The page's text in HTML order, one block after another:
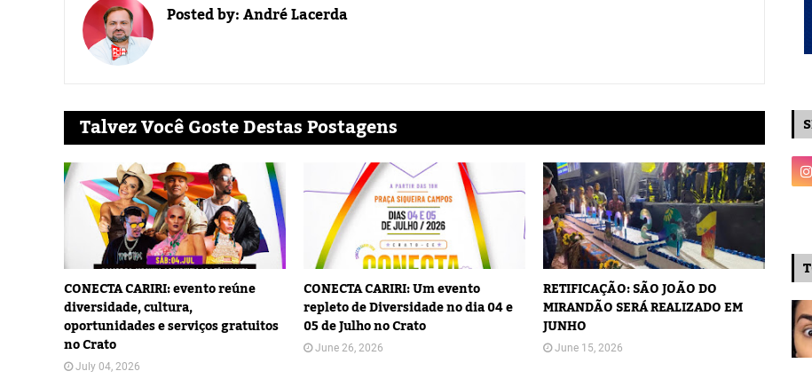
Posted by:André Lacerda
Talvez Você Goste Destas Postagens
CONECTA CARIRI: evento reúne
diversidade, cultura,
oportunidades e serviços gratuitos
no Crato
July 04, 2026
CONECTA CARIRI: Um evento
repleto de Diversidade no dia 04 e
05 de Julho no Crato
June 26, 2026
RETIFICAÇÃO: SÃO JOÃO DO
MIRANDÃO SERÁ REALIZADO EM
JUNHO
June 15, 2026